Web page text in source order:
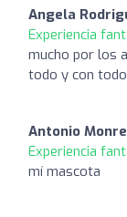
Angela
Experiencia
mucho por los
todo y con
Antonio
Experiencia
mí mascota